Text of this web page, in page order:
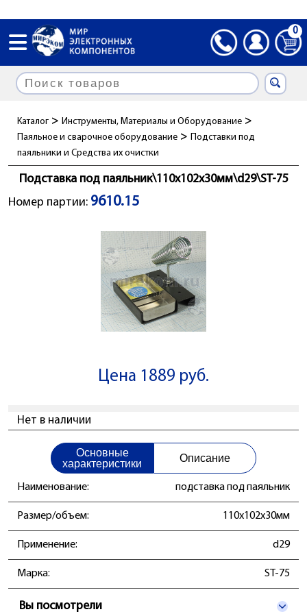
0
Каталог > Инструменты, Материалы и Оборудование >
Паяльное и сварочное оборудование > Подставки под
паяльники и Cредства их очистки
Подставка под паяльник\110x102x30мм\d29\ST-75
Номер партии: 9610.15
Цена 1889 руб.
Нет в наличии
Основные
характеристики
Описание
Наименование: подставка под паяльник
Размер/объем: 110x102x30мм
Применение: d29
Марка: ST-75
Вы посмотрели